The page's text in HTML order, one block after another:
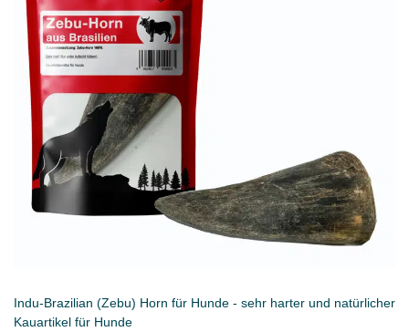
Indu-Brazilian (Zebu) Horn für Hunde - sehr harter und natürlicher
Kauartikel für Hunde